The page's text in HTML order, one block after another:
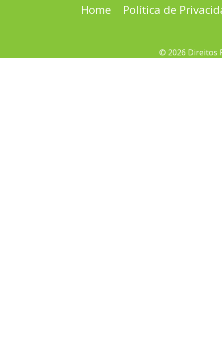
Home Política de
© 2026 Direitos